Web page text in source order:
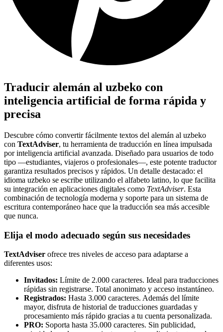
Traducir alemán al uzbeko con
inteligencia artificial de forma rápida y
precisa
Descubre cómo convertir fácilmente textos del alemán al uzbeko
con TextAdviser, tu herramienta de traducción en línea impulsada
por inteligencia artificial avanzada. Diseñado para usuarios de todo
tipo —estudiantes, viajeros o profesionales—, este potente traductor
garantiza resultados precisos y rápidos. Un detalle destacado: el
idioma uzbeko se escribe utilizando el alfabeto latino, lo que facilita
su integración en aplicaciones digitales como TextAdviser. Esta
combinación de tecnología moderna y soporte para un sistema de
escritura contemporáneo hace que la traducción sea más accesible
que nunca.
Elija el modo adecuado según sus necesidades
TextAdviser ofrece tres niveles de acceso para adaptarse a
diferentes usos:
Invitados: Límite de 2.000 caracteres. Ideal para traducciones
rápidas sin registrarse. Total anonimato y acceso instantáneo.
Registrados: Hasta 3.000 caracteres. Además del límite
mayor, disfruta de historial de traducciones guardadas y
procesamiento más rápido gracias a tu cuenta personalizada.
PRO: Soporta hasta 35.000 caracteres. Sin publicidad,